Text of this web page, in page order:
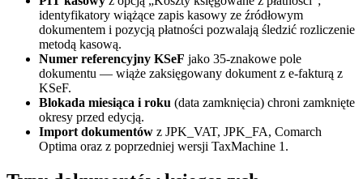
identyfikatory wiążące zapis kasowy ze źródłowym
dokumentem i pozycją płatności pozwalają śledzić rozliczenie
metodą kasową.
Numer referencyjny KSeF jako 35-znakowe pole
dokumentu — wiąże zaksięgowany dokument z e-fakturą z
KSeF.
Blokada miesiąca i roku (data zamknięcia) chroni zamknięte
okresy przed edycją.
Import dokumentów z JPK_VAT, JPK_FA, Comarch
Optima oraz z poprzedniej wersji TaxMachine 1.